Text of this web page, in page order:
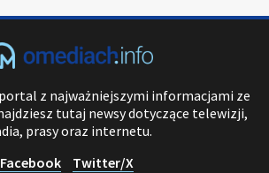
z najważniejszymi informacjami ze
tutaj newsy dotyczące telewizji,
prasy oraz internetu.
Facebook
Twitter/X